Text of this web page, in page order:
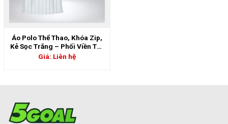
Áo Polo Thể Thao, Khóa Zip,
Kẻ Sọc Trắng – Phối Viền Tay
Vàng Nâu | 5GS-06894
Giá: Liên hệ